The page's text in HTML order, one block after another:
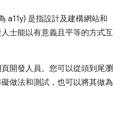
a11y) 是指設計及建構網站和
士能以有意義且平等的方式互
開發人員。您可以從頭到尾瀏
做法和測試，也可以將其做為